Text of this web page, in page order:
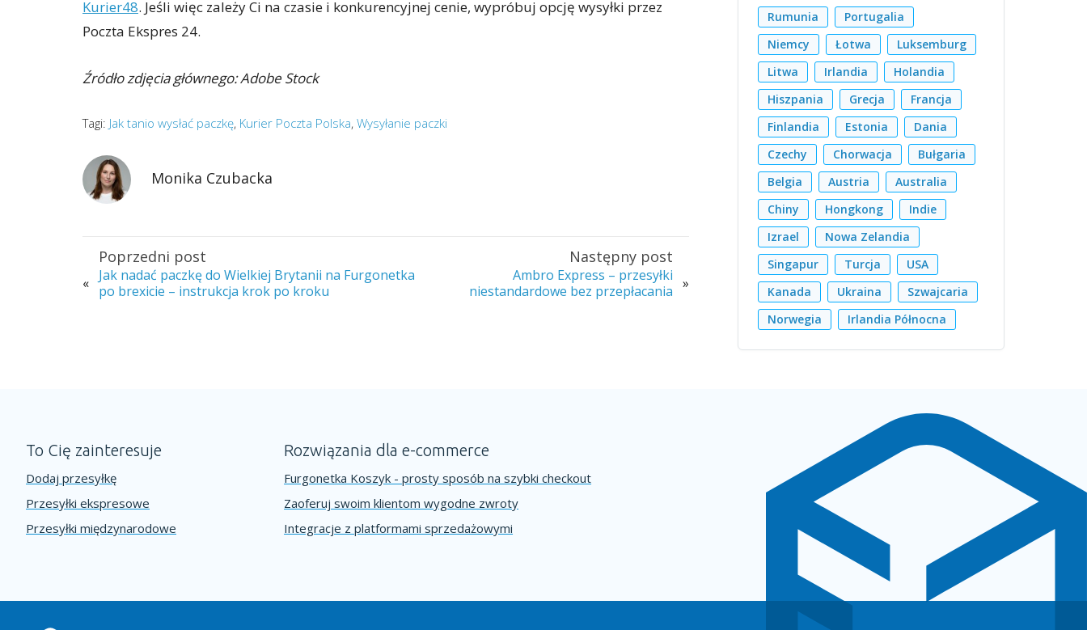
Kurier48. Jeśli więc zależy Ci na czasie i konkurencyjnej cenie, wypróbuj opcję wysyłki przez
Poczta Ekspres 24.
Źródło zdjęcia głównego: Adobe Stock
Tagi: Jak tanio wysłać paczkę, Kurier Poczta Polska, Wysyłanie paczki
Monika Czubacka
Poprzedni post
« Jak nadać paczkę do Wielkiej Brytanii na Furgonetka
po brexicie – instrukcja krok po kroku
Następny post
Ambro Express – przesyłki
niestandardowe bez przepłacania »
Rumunia
Portugalia
Niemcy
Łotwa
Luksemburg
Litwa
Irlandia
Holandia
Hiszpania
Grecja
Francja
Finlandia
Estonia
Dania
Czechy
Chorwacja
Bułgaria
Belgia
Austria
Australia
Chiny
Hongkong
Indie
Izrael
Nowa Zelandia
Singapur
Turcja
USA
Kanada
Ukraina
Szwajcaria
Norwegia
Irlandia Północna
To Cię zainteresuje
Dodaj przesyłkę
Przesyłki ekspresowe
Przesyłki międzynarodowe
Rozwiązania dla e-commerce
Furgonetka Koszyk - prosty sposób na szybki checkout
Zaoferuj swoim klientom wygodne zwroty
Integracje z platformami sprzedażowymi